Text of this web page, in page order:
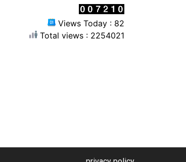
Views Today : 82
Total views : 2254021